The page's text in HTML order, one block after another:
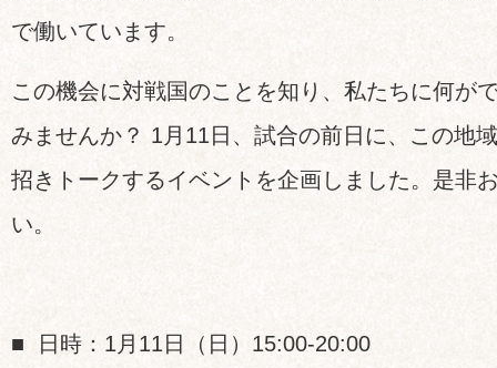
で働いています。
この機会に対戦国のことを知り、私たちに何が
みませんか？ 1月11日、試合の前日に、この地
招きトークするイベントを企画しました。是非
い。
■ 日時：1月11日（日）15:00-20:00